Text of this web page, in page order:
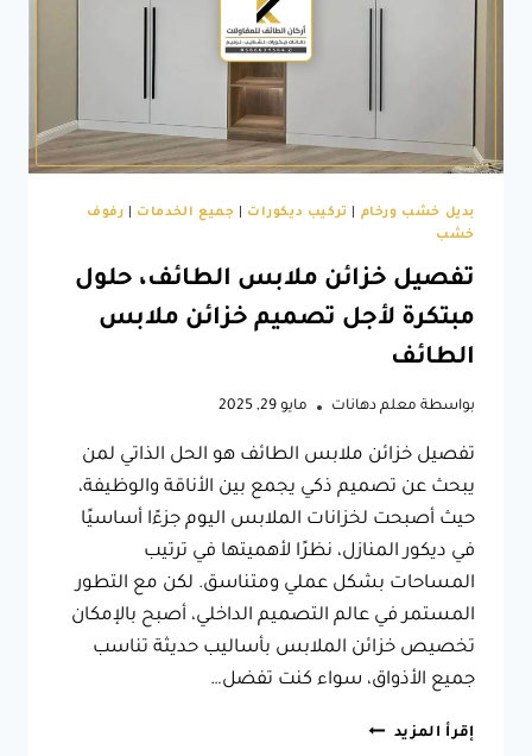
بديل خشب ورخام تركيب ديكورات جميع الخدمات
رفوف
خشب
تفصيل خزائن ملابس الطائف، حلول
مبتكرة لأجل تصميم خزائن ملابس
الطائف
بواسطة معلم دهانات مايو 29, 2025
تفصيل خزائن ملابس الطائف هو الحل الذاتي لمن
يبحث عن تصميم ذكي يجمع بين الأناقة والوظيفة،
حيث أصبحت لخزانات الملابس اليوم جزءًا أساسيًا
في ديكور المنازل، نظرًا لأهميتها في ترتيب
المساحات بشكل عملي ومتناسق. لكن مع التطور
المستمر في عالم التصميم الداخلي، أصبح بالإمكان
تخصيص خزائن الملابس بأساليب حديثة تناسب
جميع الأذواق، سواء كنت تفضل…
إقرأ المزيد تفصيل